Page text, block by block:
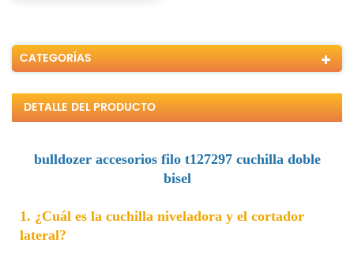
CATEGORÍAS
DETALLE DEL PRODUCTO
bulldozer accesorios filo t127297 cuchilla doble
bisel
1. ¿Cuál es la cuchilla niveladora y el cortador
lateral?